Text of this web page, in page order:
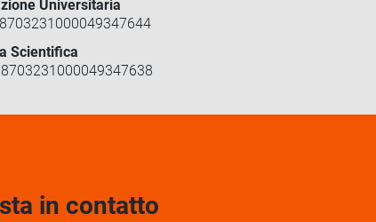
Universitaria
Scientifica
in contatto